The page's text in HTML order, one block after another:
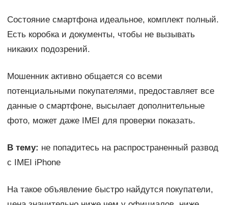
Состояние смартфона идеальное, комплект полный.
Есть коробка и документы, чтобы не вызывать
никаких подозрений.
Мошенник активно общается со всеми
потенциальными покупателями, предоставляет все
данные о смартфоне, высылает дополнительные
фото, может даже IMEI для проверки показать.
В тему: не попадитесь на распространенный развод
с IMEI iPhone
На такое объявление быстро найдутся покупатели,